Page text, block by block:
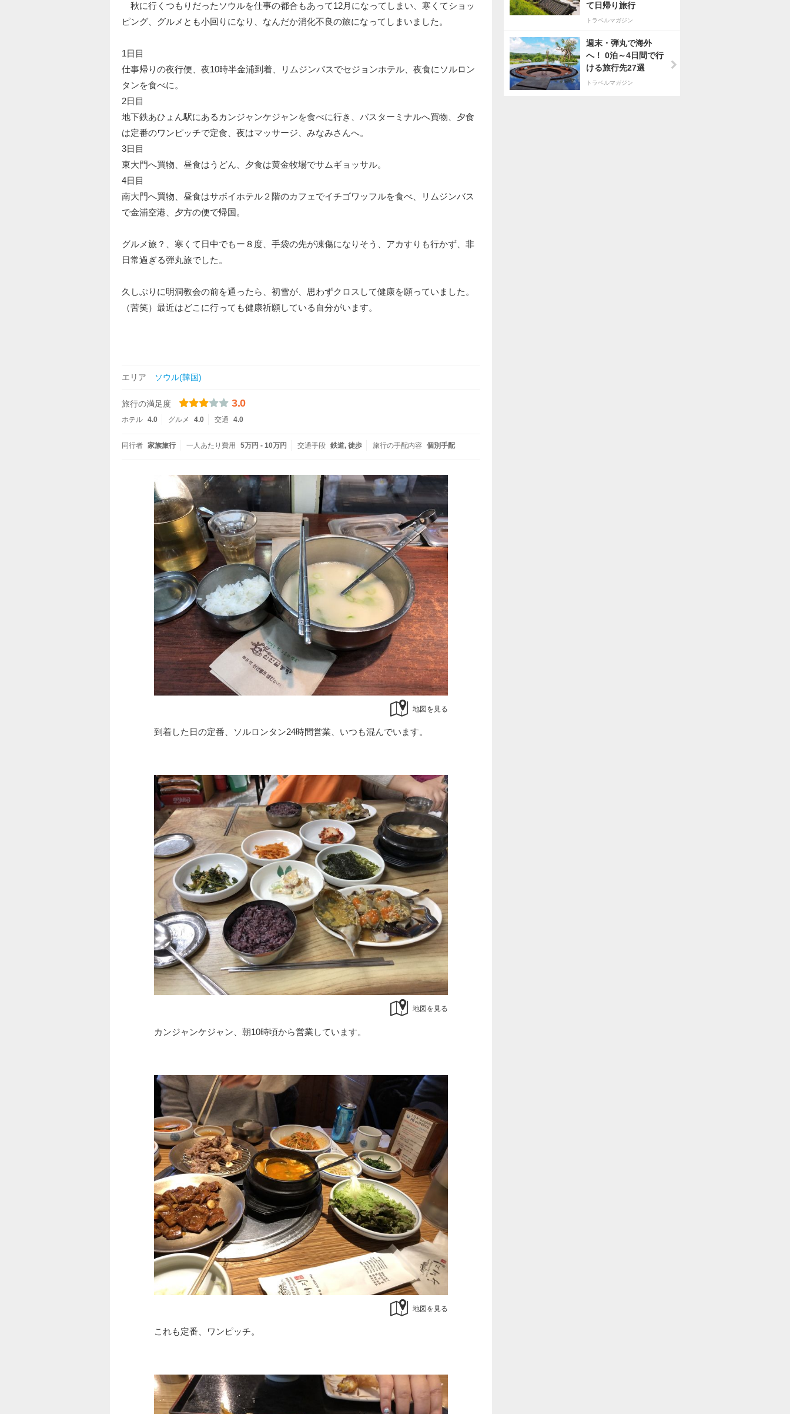
秋に行くつもりだったソウルを仕事の都合もあって12月になってしまい、寒くてショッ
ピング、グルメとも小回りになり、なんだか消化不良の旅になってしまいました。
1日目
仕事帰りの夜行便、夜10時半金浦到着、リムジンバスでセジョンホテル、夜食にソルロン
タンを食べに。
2日目
地下鉄あひょん駅にあるカンジャンケジャンを食べに行き、バスターミナルへ買物、夕食
は定番のワンピッチで定食、夜はマッサージ、みなみさんへ。
3日目
東大門へ買物、昼食はうどん、夕食は黄金牧場でサムギョッサル。
4日目
南大門へ買物、昼食はサボイホテル２階のカフェでイチゴワッフルを食べ、リムジンバス
で金浦空港、夕方の便で帰国。
グルメ旅？、寒くて日中でもー８度、手袋の先が凍傷になりそう、アカすりも行かず、非
日常過ぎる弾丸旅でした。
久しぶりに明洞教会の前を通ったら、初雪が、思わずクロスして健康を願っていました。
（苦笑）最近はどこに行っても健康祈願している自分がいます。
エリア ソウル(韓国)
旅行の満足度 3.0
ホテル 4.0 グルメ 4.0 交通 4.0
同行者 家族旅行 一人あたり費用 5万円 - 10万円 交通手段 鉄道 徒歩 旅行の手配内容 個別手配
地図を見る
到着した日の定番、ソルロンタン24時間営業、いつも混んでいます。
地図を見る
カンジャンケジャン、朝10時頃から営業しています。
地図を見る
これも定番、ワンピッチ。
て日帰り旅行
トラベルマガジン
週末・弾丸で海外
へ！ 0泊～4日間で行
ける旅行先27選
トラベルマガジン